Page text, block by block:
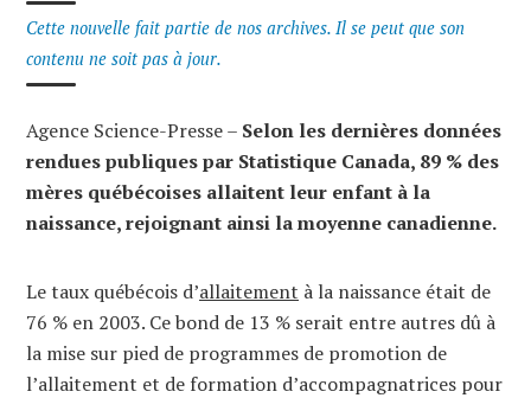
Cette nouvelle fait partie de nos archives. Il se peut que son
contenu ne soit pas à jour.
Agence Science-Presse – Selon les dernières données
rendues publiques par Statistique Canada, 89 % des
mères québécoises allaitent leur enfant à la
naissance, rejoignant ainsi la moyenne canadienne.
Le taux québécois d’allaitement à la naissance était de
76 % en 2003. Ce bond de 13 % serait entre autres dû à
la mise sur pied de programmes de promotion de
l’allaitement et de formation d’accompagnatrices pour